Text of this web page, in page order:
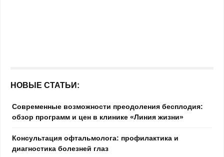
НОВЫЕ СТАТЬИ:
Современные возможности преодоления бесплодия:
обзор программ и цен в клинике «Линия жизни»
Консультация офтальмолога: профилактика и
диагностика болезней глаз